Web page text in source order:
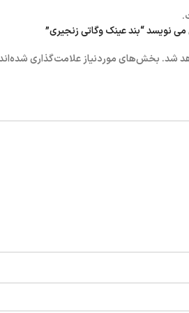
نویسد “بند عینک وگاتی زنجیری”
شد. بخش‌های موردنیاز علامت‌گذاری